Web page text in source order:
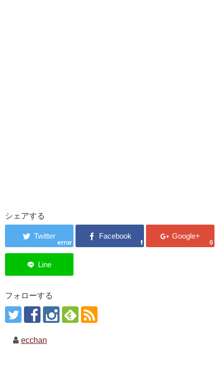
シェアする
error 0
フォローする
ecchan